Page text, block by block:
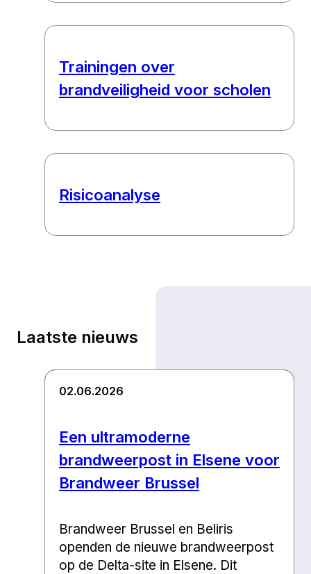
Trainingen over
brandveiligheid voor scholen
Risicoanalyse
Laatste nieuws
Een ultramoderne
brandweerpost in Elsene voor
Brandweer Brussel
02.06.2026
Brandweer Brussel en Beliris
openden de nieuwe brandweerpost
op de Delta-site in Elsene. Dit